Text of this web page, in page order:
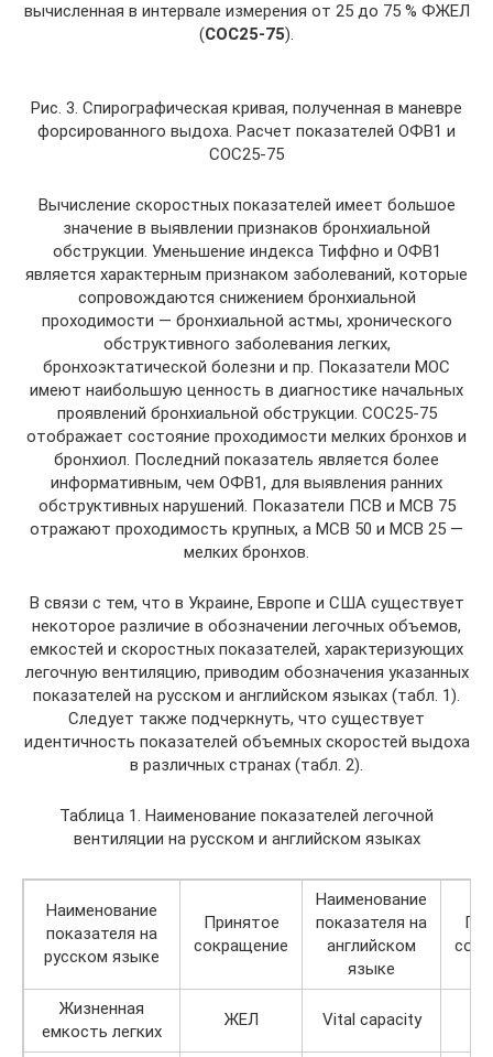
вычисленная в интервале измерения от 25 до 75 % ФЖЕЛ
(СОС25-75).
Рис. 3. Спирографическая кривая, полученная в маневре
форсированного выдоха. Расчет показателей ОФВ1 и
СОС25-75
Вычисление скоростных показателей имеет большое
значение в выявлении признаков бронхиальной
обструкции. Уменьшение индекса Тиффно и ОФВ1
является характерным признаком заболеваний, которые
сопровождаются снижением бронхиальной
проходимости — бронхиальной астмы, хронического
обструктивного заболевания легких,
бронхоэктатической болезни и пр. Показатели МОС
имеют наибольшую ценность в диагностике начальных
проявлений бронхиальной обструкции. СОС25-75
отображает состояние проходимости мелких бронхов и
бронхиол. Последний показатель является более
информативным, чем ОФВ1, для выявления ранних
обструктивных нарушений. Показатели ПСВ и МСВ 75
отражают проходимость крупных, а МСВ 50 и МСВ 25 —
мелких бронхов.
В связи с тем, что в Украине, Европе и США существует
некоторое различие в обозначении легочных объемов,
емкостей и скоростных показателей, характеризующих
легочную вентиляцию, приводим обозначения указанных
показателей на русском и английском языках (табл. 1).
Следует также подчеркнуть, что существует
идентичность показателей объемных скоростей выдоха
в различных странах (табл. 2).
Таблица 1. Наименование показателей легочной
вентиляции на русском и английском языках
Наименование
показателя на
русском языке
Принятое
сокращение
Наименование
показателя на
английском
языке
Жизненная
емкость легких
ЖЕЛ Vital capacity